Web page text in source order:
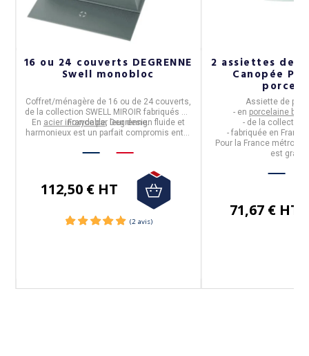
16 ou 24 couverts DEGRENNE
Swell monobloc
Coffret/ménagère de 16 ou de 24 couverts
de la collection SWELL MIROIR fabriqués en
Francepar Degrenne.
En acier inoxydable, leur design fluide et
harmonieux est un parfait compromis entre
112,50 € HT
2 assiettes de
Canopée
Assiette de
- en porcelaine
- de la collection
- fabriquée en France
Pour la France
est
71,67 € HT